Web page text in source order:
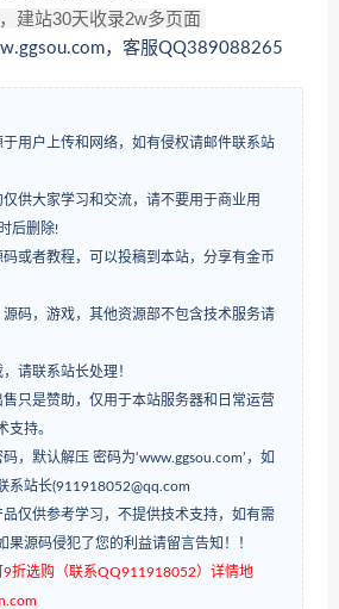
建站30天收录2w多页面
，客服QQ389088265
用户上传和网络，如有侵权请邮件联系站
供大家学习和交流，请不要用于商业用
后删除!
或者教程，可以投稿到本站，分享有金币
码，游戏，其他资源部不包含技术服务请
请联系站长处理！
只是赞助，仅用于本站服务器和日常运营
支持。
，默认解压 密码为‘www.ggsou.com’，如
系站长(911918052@qq.com
仅供参考学习，不提供技术支持，如有需
果源码侵犯了您的利益请留言告知！！
9折选购（联系QQ911918052）详情地